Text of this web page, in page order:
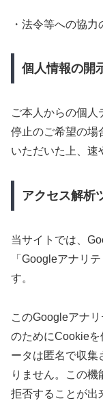
・法令等への協
個人情報の開
ご本人からの個人
停止のご希望の場
いただいた上、速
アクセス解析
当サイトでは、
「Googleアナリ
す。
このGoogleアナ
のためにCookie
ータは匿名で収集
りません。この
拒否することが出